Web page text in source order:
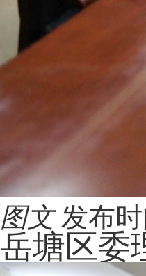
图文 发布
岳塘区委